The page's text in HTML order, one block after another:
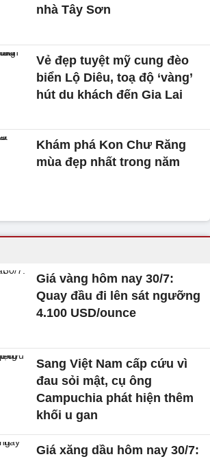
nhà Tây Sơn
Vẻ đẹp tuyệt mỹ cung đèo
biển Lộ Diêu, toạ độ ‘vàng’
hút du khách đến Gia Lai
Khám phá Kon Chư Răng
mùa đẹp nhất trong năm
Giá vàng hôm nay 30/7:
Quay đầu đi lên sát ngưỡng
4.100 USD/ounce
Sang Việt Nam cấp cứu vì
đau sỏi mật, cụ ông
Campuchia phát hiện thêm
khối u gan
Giá xăng dầu hôm nay 30/7: